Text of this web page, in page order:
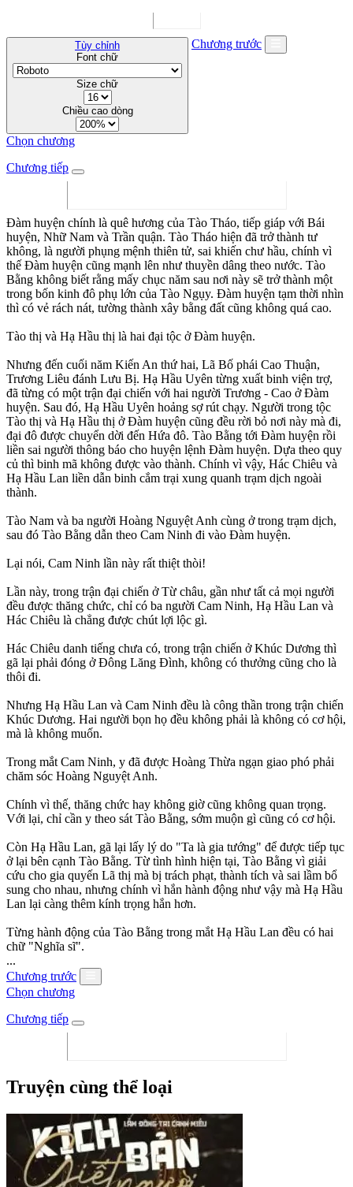
Tùy chỉnh
Font chữ
Size chữ
Chiều cao dòng
Chương trước
Chọn chương
Chương tiếp
Đàm huyện chính là quê hương của Tào Tháo, tiếp giáp với Bái
huyện, Nhữ Nam và Trần quận. Tào Tháo hiện đã trở thành tư
không, là người phụng mệnh thiên tử, sai khiến chư hầu, chính vì
thế Đàm huyện cũng mạnh lên như thuyền dâng theo nước. Tào
Bằng không biết rằng mấy chục năm sau nơi này sẽ trở thành một
trong bốn kinh đô phụ lớn của Tào Ngụy. Đàm huyện tạm thời nhìn
thì có vẻ rách nát, tường thành xây bằng đất cũng không quá cao.
Tào thị và Hạ Hầu thị là hai đại tộc ở Đàm huyện.
Nhưng đến cuối năm Kiến An thứ hai, Lã Bố phái Cao Thuận,
Trương Liêu đánh Lưu Bị. Hạ Hầu Uyên từng xuất binh viện trợ,
đã từng có một trận đại chiến với hai người Trương - Cao ở Đàm
huyện. Sau đó, Hạ Hầu Uyên hoảng sợ rút chạy. Người trong tộc
Tào thị và Hạ Hầu thị ở Đàm huyện cũng đều rời bỏ nơi này mà đi,
đại đô được chuyển dời đến Hứa đô. Tào Bằng tới Đàm huyện rồi
liền sai người thông báo cho huyện lệnh Đàm huyện. Dựa theo quy
củ thì binh mã không được vào thành. Chính vì vậy, Hác Chiêu và
Hạ Hầu Lan liền dẫn binh cắm trại xung quanh trạm dịch ngoài
thành.
Tào Nam và ba người Hoàng Nguyệt Anh cùng ở trong trạm dịch,
sau đó Tào Bằng dẫn theo Cam Ninh đi vào Đàm huyện.
Lại nói, Cam Ninh lần này rất thiệt thòi!
Lần này, trong trận đại chiến ở Từ châu, gần như tất cả mọi người
đều được thăng chức, chỉ có ba người Cam Ninh, Hạ Hầu Lan và
Hác Chiêu là chẳng được chút lợi lộc gì.
Hác Chiêu danh tiếng chưa có, trong trận chiến ở Khúc Dương thì
gã lại phải đóng ở Đông Lăng Đình, không có thưởng cũng cho là
thôi đi.
Nhưng Hạ Hầu Lan và Cam Ninh đều là công thần trong trận chiến
Khúc Dương. Hai người bọn họ đều không phải là không có cơ hội,
mà là không muốn.
Trong mắt Cam Ninh, y đã được Hoàng Thừa ngạn giao phó phải
chăm sóc Hoàng Nguyệt Anh.
Chính vì thế, thăng chức hay không giờ cũng không quan trọng.
Với lại, chỉ cần y theo sát Tào Bằng, sớm muộn gì cũng có cơ hội.
Còn Hạ Hầu Lan, gã lại lấy lý do "Ta là gia tướng" để được tiếp tục
ở lại bên cạnh Tào Bằng. Từ tình hình hiện tại, Tào Bằng vì giải
cứu cho gia quyến Lã thị mà bị trách phạt, thành tích và sai lầm bổ
sung cho nhau, nhưng chính vì hắn hành động như vậy mà Hạ Hầu
Lan lại càng thêm kính trọng hắn hơn.
Từng hành động của Tào Bằng trong mắt Hạ Hầu Lan đều có hai
chữ "Nghĩa sĩ".
...
Chương trước
Chọn chương
Chương tiếp
Truyện cùng thể loại